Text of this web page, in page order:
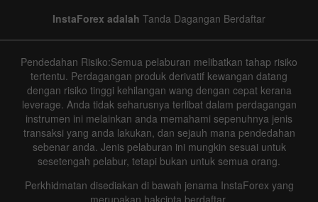
InstaForex adalah Tanda Dagangan Berdaftar
Pendedahan Risiko:Semua pelaburan melibatkan tahap risiko
tertentu. Perdagangan produk derivatif kewangan datang
dengan risiko tinggi kehilangan wang dengan cepat kerana
leverage. Anda tidak seharusnya terlibat dalam perdagangan
instrumen ini melainkan anda memahami sepenuhnya jenis
transaksi yang anda lakukan, dan sejauh mana pendedahan
sebenar anda. Jenis pelaburan ini mungkin sesuai untuk
sesetengah pelabur, tetapi bukan untuk semua orang.
Perkhidmatan disediakan di bawah jenama InstaForex yang